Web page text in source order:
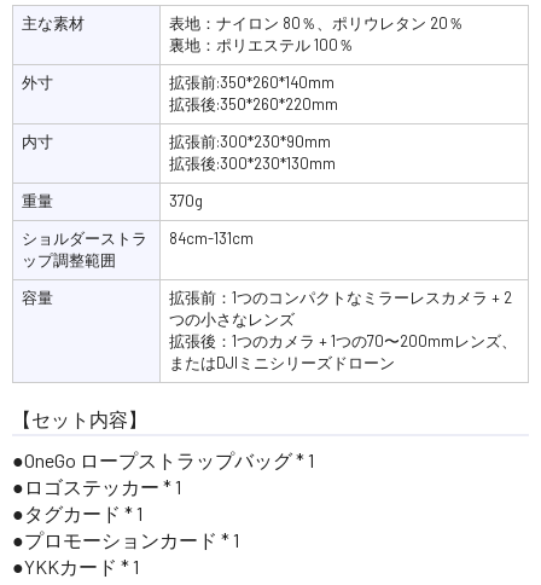
主な素材
表地：ナイロン 80％、ポリウレタン 20％
裏地：ポリエステル 100％
外寸
拡張前:350*260*140mm
拡張後:350*260*220mm
内寸
拡張前:300*230*90mm
拡張後:300*230*130mm
重量
370g
ショルダーストラ
ップ調整範囲
84cm-131cm
容量
拡張前：1つのコンパクトなミラーレスカメラ + 2
つの小さなレンズ
拡張後：1つのカメラ + 1つの70〜200mmレンズ、
またはDJIミニシリーズドローン
【セット内容】
OneGo ロープストラップバッグ * 1
ロゴステッカー * 1
タグカード * 1
プロモーションカード * 1
YKKカード * 1